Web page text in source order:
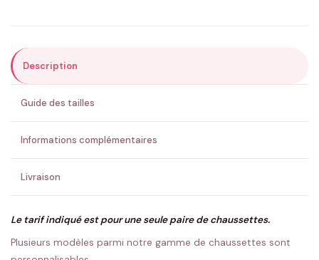
ENVOYER MA DEMANDE ✨
💚 Retour sous 24-48h🇫🇷 Flocage en France✅ Validation avant fabrication
Description
Guide des tailles
Informations complémentaires
Livraison
Le tarif indiqué est pour une seule paire de chaussettes.
Plusieurs modèles parmi notre gamme de chaussettes sont